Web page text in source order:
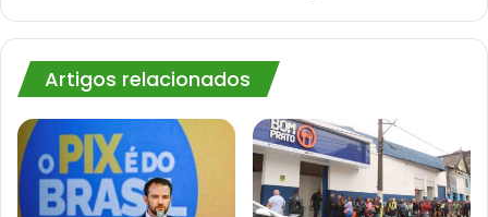
Artigos relacionados